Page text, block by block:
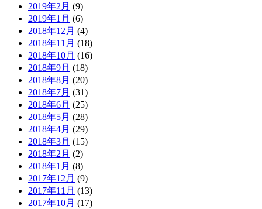
2019年2月 (9)
2019年1月 (6)
2018年12月 (4)
2018年11月 (18)
2018年10月 (16)
2018年9月 (18)
2018年8月 (20)
2018年7月 (31)
2018年6月 (25)
2018年5月 (28)
2018年4月 (29)
2018年3月 (15)
2018年2月 (2)
2018年1月 (8)
2017年12月 (9)
2017年11月 (13)
2017年10月 (17)